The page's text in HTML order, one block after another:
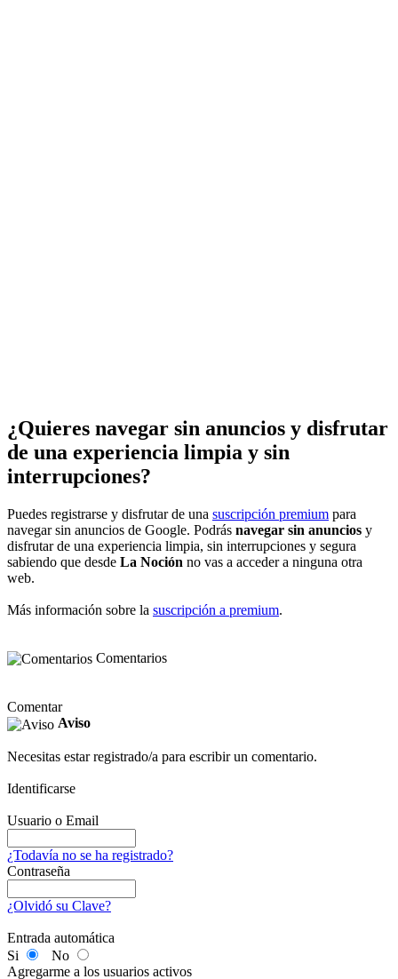
¿Quieres navegar sin anuncios y disfrutar
de una experiencia limpia y sin
interrupciones?
Puedes registrarse y disfrutar de una suscripción premium para
navegar sin anuncios de Google. Podrás navegar sin anuncios y
disfrutar de una experiencia limpia, sin interrupciones y segura
sabiendo que desde La Noción no vas a acceder a ninguna otra
web.
Más información sobre la suscripción a premium.
Comentarios
Comentar
Aviso
Necesitas estar registrado/a para escribir un comentario.
Identificarse
Usuario o Email
¿Todavía no se ha registrado?
Contraseña
¿Olvidó su Clave?
Entrada automática
Si
No
Agregarme a los usuarios activos